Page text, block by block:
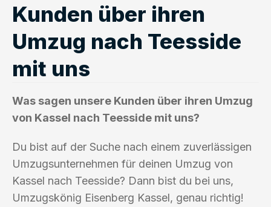
Kunden über ihren
Umzug nach Teesside
mit uns
Was sagen unsere Kunden über ihren Umzug
von Kassel nach Teesside mit uns?
Du bist auf der Suche nach einem zuverlässigen
Umzugsunternehmen für deinen Umzug von
Kassel nach Teesside? Dann bist du bei uns,
Umzugskönig Eisenberg Kassel, genau richtig!